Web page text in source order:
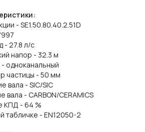
- SE1.50.80.40.2.51D
- 27.8 л/с
напор - 32.3 м
одноканальный
частицы - 50 мм
вала - SIC/SIC
вала - CARBON/CERAMICS
КПД - 64 %
табличке - EN12050-2